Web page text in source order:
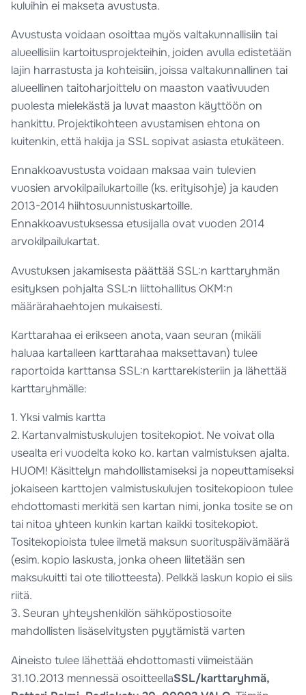
kuluihin ei makseta avustusta.
Avustusta voidaan osoittaa myös valtakunnallisiin tai
alueellisiin kartoitusprojekteihin, joiden avulla edistetään
lajin harrastusta ja kohteisiin, joissa valtakunnallinen tai
alueellinen taitoharjoittelu on maaston vaativuuden
puolesta mielekästä ja luvat maaston käyttöön on
hankittu. Projektikohteen avustamisen ehtona on
kuitenkin, että hakija ja SSL sopivat asiasta etukäteen.
Ennakkoavustusta voidaan maksaa vain tulevien
vuosien arvokilpailukartoille (ks. erityisohje) ja kauden
2013-2014 hiihtosuunnistuskartoille.
Ennakkoavustuksessa etusijalla ovat vuoden 2014
arvokilpailukartat.
Avustuksen jakamisesta päättää SSL:n karttaryhmän
esityksen pohjalta SSL:n liittohallitus OKM:n
määrärahaehtojen mukaisesti.
Karttarahaa ei erikseen anota, vaan seuran (mikäli
haluaa kartalleen karttarahaa maksettavan) tulee
raportoida karttansa SSL:n karttarekisteriin ja lähettää
karttaryhmälle:
1. Yksi valmis kartta
2. Kartanvalmistuskulujen tositekopiot. Ne voivat olla
usealta eri vuodelta koko ko. kartan valmistuksen ajalta.
HUOM! Käsittelyn mahdollistamiseksi ja nopeuttamiseksi
jokaiseen karttojen valmistuskulujen tositekopioon tulee
ehdottomasti merkitä sen kartan nimi, jonka tosite se on
tai nitoa yhteen kunkin kartan kaikki tositekopiot.
Tositekopioista tulee ilmetä maksun suorituspäivämäärä
(esim. kopio laskusta, jonka oheen liitetään sen
maksukuitti tai ote tiliotteesta). Pelkkä laskun kopio ei siis
riitä.
3. Seuran yhteyshenkilön sähköpostiosoite
mahdollisten lisäselvitysten pyytämistä varten
Aineisto tulee lähettää ehdottomasti viimeistään
31.10.2013 mennessä osoitteellaSSL/karttaryhmä,